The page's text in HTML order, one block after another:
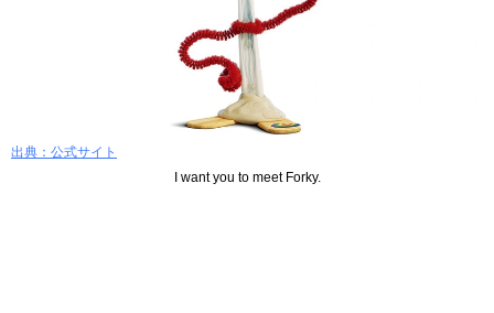
出典：公式サイト
I want you to meet Forky.